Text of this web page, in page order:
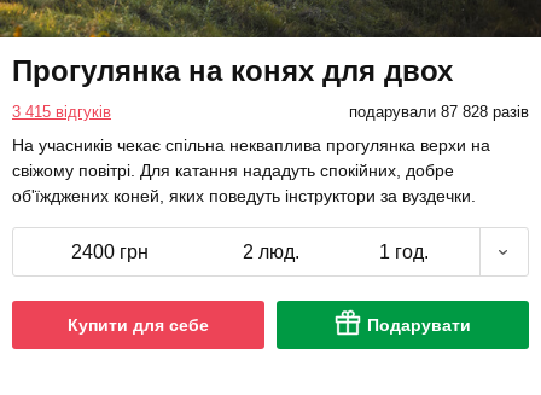
Прогулянка на конях для двох
3 415 відгуків подарували 87 828 разів
На учасників чекає спільна некваплива прогулянка верхи на
свіжому повітрі. Для катання нададуть спокійних, добре
об'їжджених коней, яких поведуть інструктори за вуздечки.
2400 грн 2 люд. 1 год.
Купити для себе Подарувати